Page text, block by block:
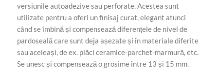
versiunile autoadezive sau perforate. Acestea sunt
utilizate pentru a oferi un finisaj curat, elegant atunci
când se îmbină și compensează diferențele de nivel de
pardoseală care sunt deja așezate și în materiale diferite
sau aceleași, de ex. plăci ceramice-parchet-marmură, etc.
Se unesc și compensează o grosime între 13 și 15 mm.